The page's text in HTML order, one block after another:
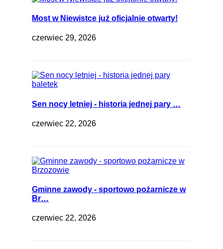
Most w Niewistce już oficjalnie otwarty!
czerwiec 29, 2026
Sen nocy letniej - historia jednej pary …
czerwiec 22, 2026
Gminne zawody - sportowo pożarnicze w
Br…
czerwiec 22, 2026